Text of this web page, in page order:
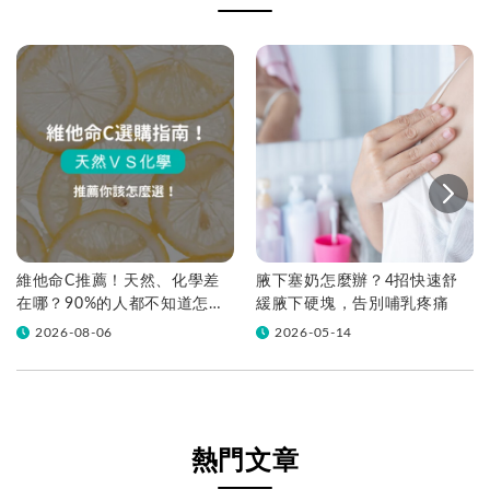
維他命C推薦！天然、化學差
在哪？90%的人都不知道怎麼
挑！帶你一次看
2026-08-06
腋下塞奶怎麼辦？4招快速舒
緩腋下硬塊，告別哺乳疼痛
2026-05-14
熱門文章